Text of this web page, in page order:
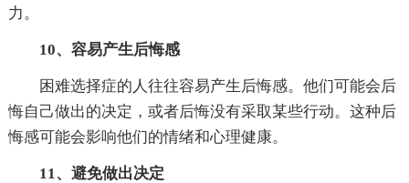
力。
10、容易产生后悔感
困难选择症的人往往容易产生后悔感。他们可能会后
悔自己做出的决定，或者后悔没有采取某些行动。这种后
悔感可能会影响他们的情绪和心理健康。
11、避免做出决定